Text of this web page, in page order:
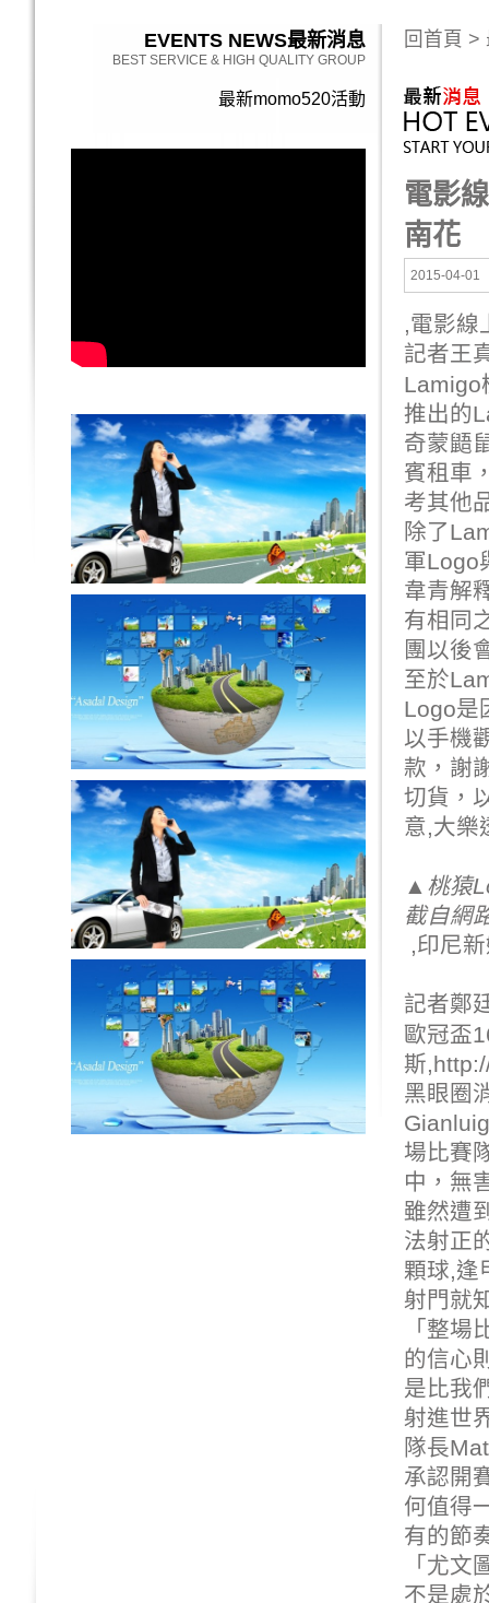
EVENTS NEWS最新消息
BEST SERVICE & HIGH QUALITY GROUP
最新momo520活動
回首頁 >
電影
南花
2015-04-01
,電影線
記者王
Lamigo
推出的
奇蒙鼯
賓租車
考其他
除了
軍Logo
韋青解
有相同
團以後
至於
Logo是
以手機
款 ，謝
切貨 ，
意,大樂
▲桃猿
截自網
,印尼
記者鄭
歐冠盃
斯,
黑眼圈
場比賽
中，無
雖然遭
法射正
顆球,逢
射門就
「整場
的信心
是比我
射進世
隊長
承認開
何值得
有的節
「尤文
不是處